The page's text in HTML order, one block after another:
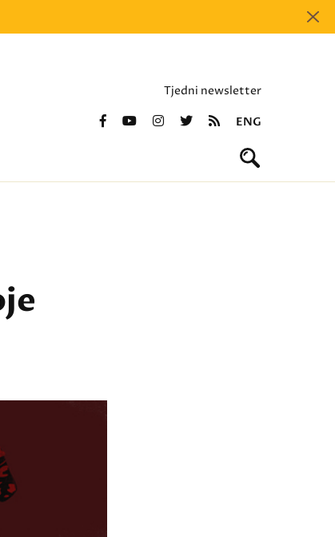
Tjedni newsletter
ENG